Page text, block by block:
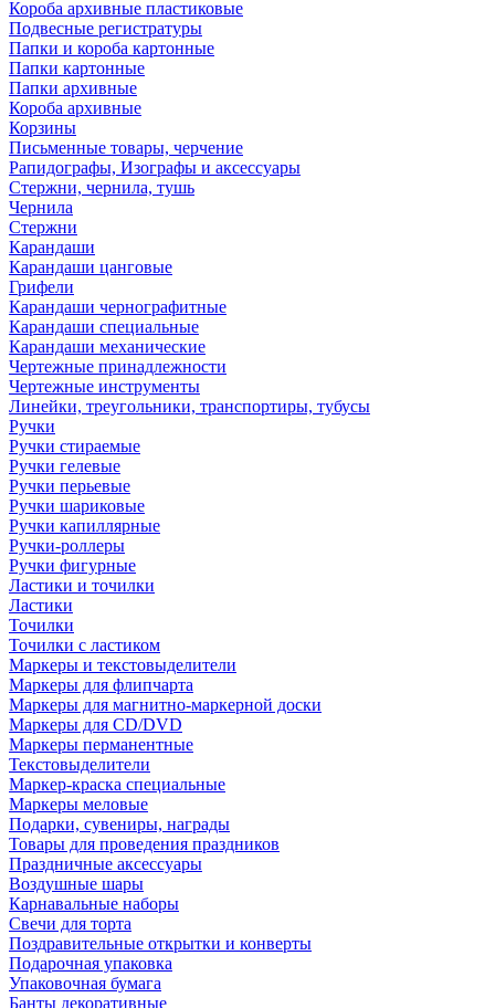
Короба архивные пластиковые
Подвесные регистратуры
Папки и короба картонные
Папки картонные
Папки архивные
Короба архивные
Корзины
Письменные товары, черчение
Рапидографы, Изографы и аксессуары
Стержни, чернила, тушь
Чернила
Стержни
Карандаши
Карандаши цанговые
Грифели
Карандаши чернографитные
Карандаши специальные
Карандаши механические
Чертежные принадлежности
Чертежные инструменты
Линейки, треугольники, транспортиры, тубусы
Ручки
Ручки стираемые
Ручки гелевые
Ручки перьевые
Ручки шариковые
Ручки капиллярные
Ручки-роллеры
Ручки фигурные
Ластики и точилки
Ластики
Точилки
Точилки с ластиком
Маркеры и текстовыделители
Маркеры для флипчарта
Маркеры для магнитно-маркерной доски
Маркеры для CD/DVD
Маркеры перманентные
Текстовыделители
Маркер-краска специальные
Маркеры меловые
Подарки, сувениры, награды
Товары для проведения праздников
Праздничные аксессуары
Воздушные шары
Карнавальные наборы
Свечи для торта
Поздравительные открытки и конверты
Подарочная упаковка
Упаковочная бумага
Банты декоративные